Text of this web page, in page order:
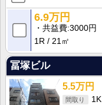
6.9万円
共益費 3000円
1R
21㎡
冨塚ビル
5.5万円
1K